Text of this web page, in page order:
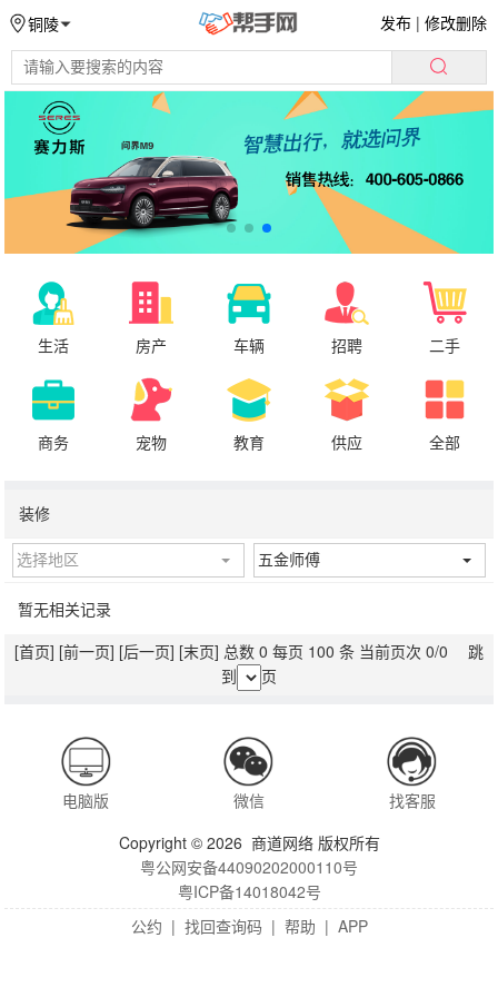
铜陵 发布 |修改删除
生活 房产 车辆 招聘 二手
商务 宠物 教育 供应 全部
装修
选择地区 五金师傅
暂无相关记录
[首页] [前一页] [后一页] [末页] 总数 0 每页 100 条 当前页次 0/0 跳
到
页
电脑版 微信
找客服
Copyright © 2026 商道网络 版权所有
粤公网安备44090202000110号
粤ICP备14018042号
公约 | 找回查询码 | 帮助 | APP